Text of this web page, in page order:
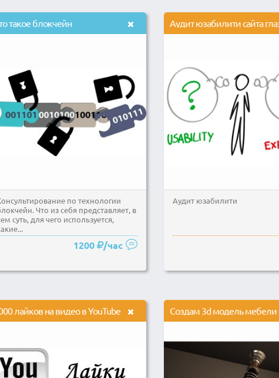
такое блокчейн
по технологии
Что из себя представляет, в
суть, для чего используется,
1200 /час
Аудит юзабилити
лайков на видео в YouTube